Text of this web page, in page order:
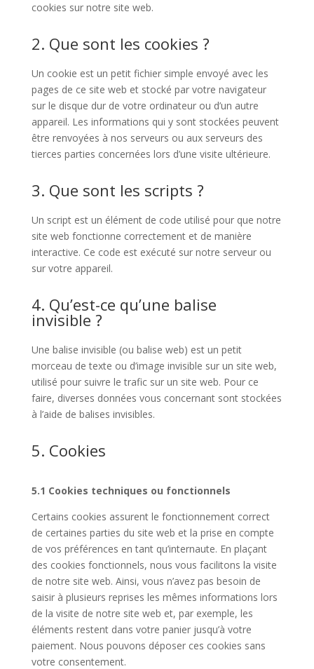
cookies sur notre site web.
2. Que sont les cookies ?
Un cookie est un petit fichier simple envoyé avec les
pages de ce site web et stocké par votre navigateur
sur le disque dur de votre ordinateur ou d’un autre
appareil. Les informations qui y sont stockées peuvent
être renvoyées à nos serveurs ou aux serveurs des
tierces parties concernées lors d’une visite ultérieure.
3. Que sont les scripts ?
Un script est un élément de code utilisé pour que notre
site web fonctionne correctement et de manière
interactive. Ce code est exécuté sur notre serveur ou
sur votre appareil.
4. Qu’est-ce qu’une balise
invisible ?
Une balise invisible (ou balise web) est un petit
morceau de texte ou d’image invisible sur un site web,
utilisé pour suivre le trafic sur un site web. Pour ce
faire, diverses données vous concernant sont stockées
à l’aide de balises invisibles.
5. Cookies
5.1 Cookies techniques ou fonctionnels
Certains cookies assurent le fonctionnement correct
de certaines parties du site web et la prise en compte
de vos préférences en tant qu’internaute. En plaçant
des cookies fonctionnels, nous vous facilitons la visite
de notre site web. Ainsi, vous n’avez pas besoin de
saisir à plusieurs reprises les mêmes informations lors
de la visite de notre site web et, par exemple, les
éléments restent dans votre panier jusqu’à votre
paiement. Nous pouvons déposer ces cookies sans
votre consentement.